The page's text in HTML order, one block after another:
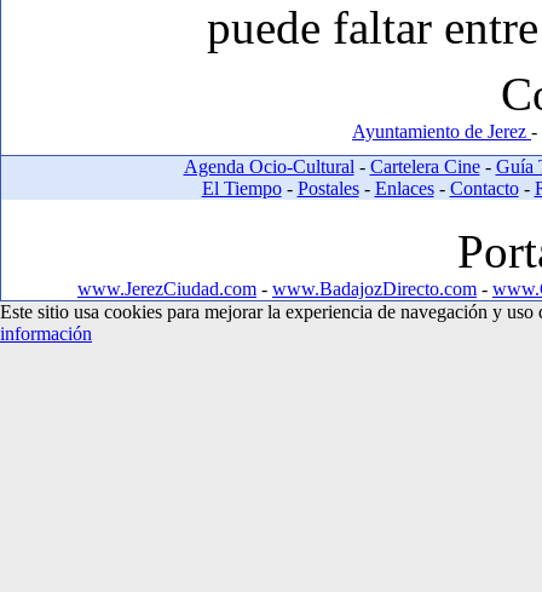
puede faltar
Ayuntamiento de Jerez -
Agenda Ocio-Cultural - Cartelera Cine- Guía
El Tiempo- Postales- Enlaces- Contacto-
www.JerezCiudad.com - www.BadajozDirecto.com -
Este sitio usa cookies para mejorar la experiencia de navegación y
información